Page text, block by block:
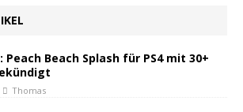
Peach Beach Splash für PS4 mit 30+
Thomas